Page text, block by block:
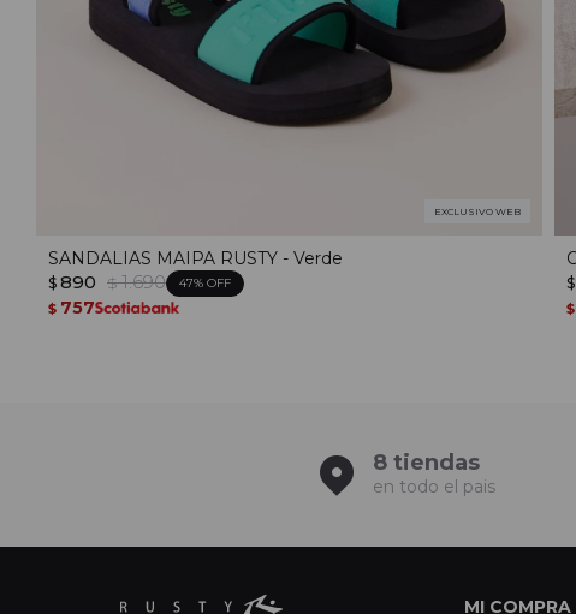
EXCLUSIVO WEB
SANDALIAS MAIPA RUSTY - Verde
$ 890 $ 1.690 47
$ 757
$
$
8 tiendas
en todo el pais
MI COMPRA